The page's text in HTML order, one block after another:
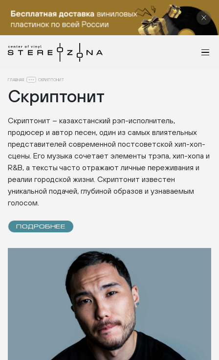
ГЛАВНАЯ СКРИПТОНИТ
Скриптонит
Скриптонит – казахстанский рэп-исполнитель,
продюсер и автор песен, один из самых влиятельных
представителей современной постсоветской хип-хоп-
сцены. Его музыка сочетает элементы трэпа, хип-хопа и
R&B, а тексты часто отражают личные переживания и
реалии городской жизни. Скриптонит известен
уникальной подачей, глубиной образов и узнаваемым
голосом.
ПОДРОБНЕЕ